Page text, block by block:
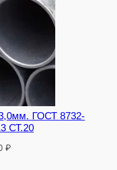
ГОСТ 8732-
СТ.20
₽